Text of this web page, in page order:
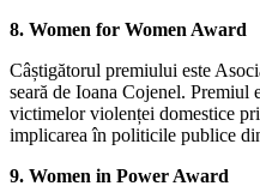
8. Women for Women Award
Câștigătorul premiului este
seară de Ioana Cojenel. Premiul
victimelor violenței domestice
implicarea în politicile publice
9. Women in Power Award